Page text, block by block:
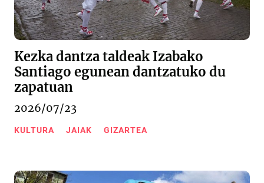
Kezka dantza taldeak Izabako
Santiago egunean dantzatuko du
zapatuan
2026/07/23
KULTURA JAIAK GIZARTEA